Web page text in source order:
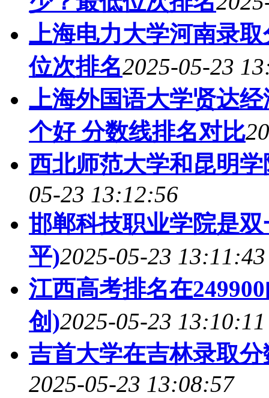
上海电力大学河南录
位次排名2025-05-23
上海外国语大学贤达
个好 分数线排名对比
西北师范大学和昆明
05-23 13:12:56
邯郸科技职业学院是
平)2025-05-23 13:11:43
江西高考排名在
创)2025-05-23 13:10:11
吉首大学在吉林录取
2025-05-23 13:08:57